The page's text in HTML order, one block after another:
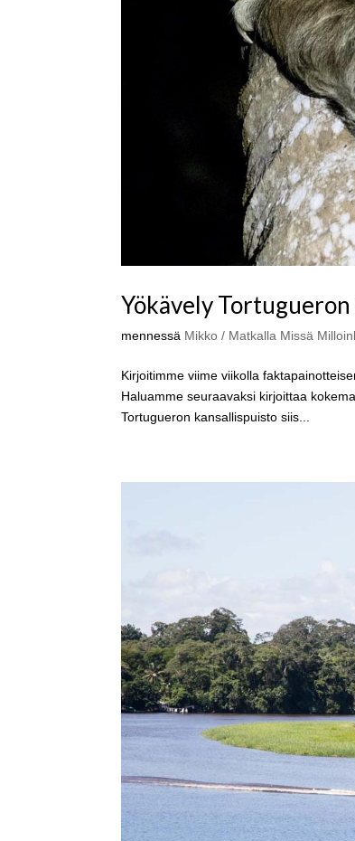
Yökävely
mennessä Mikko / Matkalla Missä
Kirjoitimme viime viikolla
Haluamme seuraavaksi kirjoittaa
Tortugueron kansallispuisto siis...